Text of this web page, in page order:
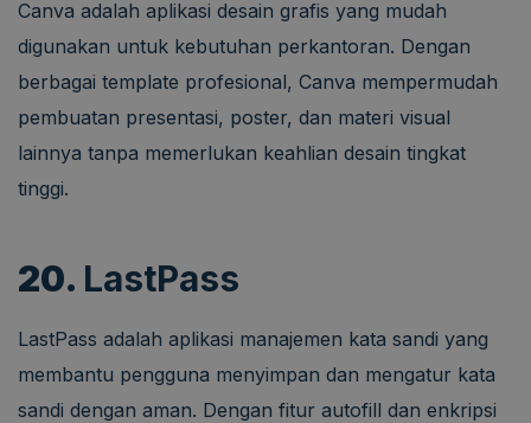
Canva adalah aplikasi desain grafis yang mudah
digunakan untuk kebutuhan perkantoran. Dengan
berbagai template profesional, Canva mempermudah
pembuatan presentasi, poster, dan materi visual
lainnya tanpa memerlukan keahlian desain tingkat
tinggi.
20. LastPass
LastPass adalah aplikasi manajemen kata sandi yang
membantu pengguna menyimpan dan mengatur kata
sandi dengan aman. Dengan fitur autofill dan enkripsi